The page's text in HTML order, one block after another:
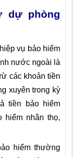
dự phòng
vụ bảo hiểm
nước ngoài là
các khoản tiền
xuyên trong kỳ
tiền bảo hiểm
hiểm nhân thọ,
hiểm thường